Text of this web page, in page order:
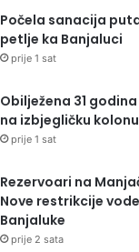
Počela sanacija
petlje ka Banjaluci
prije 1 sat
Obilježena 31
na izbjegličku kolonu
prije 1 sat
Rezervoari na
Nove restrikcije
Banjaluke
prije 2 sata